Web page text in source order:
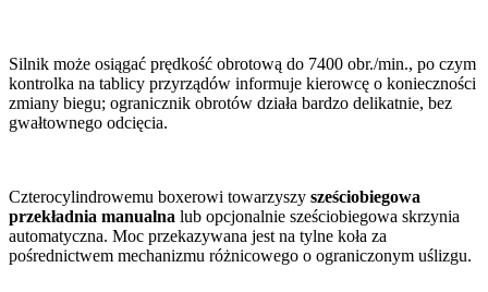
Silnik może osiągać prędkość obrotową do 7400 obr./min., po czym
kontrolka na tablicy przyrządów informuje kierowcę o konieczności
zmiany biegu; ogranicznik obrotów działa bardzo delikatnie, bez
gwałtownego odcięcia.
Czterocylindrowemu boxerowi towarzyszy sześciobiegowa
przekładnia manualna lub opcjonalnie sześciobiegowa skrzynia
automatyczna. Moc przekazywana jest na tylne koła za
pośrednictwem mechanizmu różnicowego o ograniczonym uślizgu.